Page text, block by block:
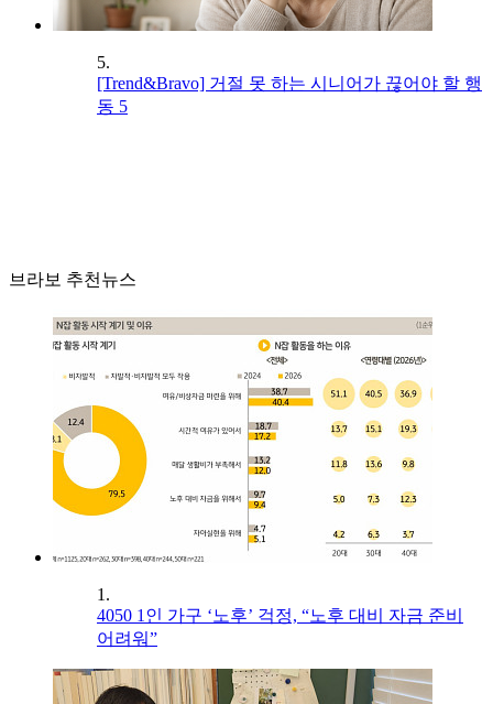
5.
[Trend&Bravo] 거절 못 하는 시니어가 끊어야 할 행
동 5
브라보 추천뉴스
1.
4050 1인 가구 ‘노후’ 걱정, “노후 대비 자금 준비
어려워”